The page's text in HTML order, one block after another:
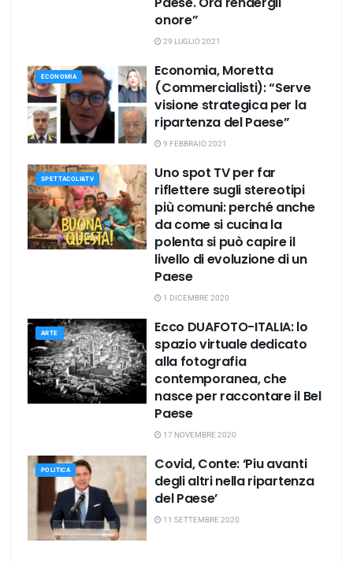
onore”
29 LUGLIO 2021
ECONOMIA
Economia, Moretta
(Commercialisti): “Serve
visione strategica per la
ripartenza del Paese”
9 FEBBRAIO 2021
SPETTACOLI&TV
Uno spot TV per far
riflettere sugli stereotipi
più comuni: perché anche
da come si cucina la
polenta si può capire il
livello di evoluzione di un
Paese
1 DICEMBRE 2020
ARTE
Ecco DUAFOTO-ITALIA: lo
spazio virtuale dedicato
alla fotografia
contemporanea, che
nasce per raccontare il Bel
Paese
17 NOVEMBRE 2020
POLITICA
Covid, Conte: ‘Piu avanti
degli altri nella ripartenza
del Paese’
11 SETTEMBRE 2020